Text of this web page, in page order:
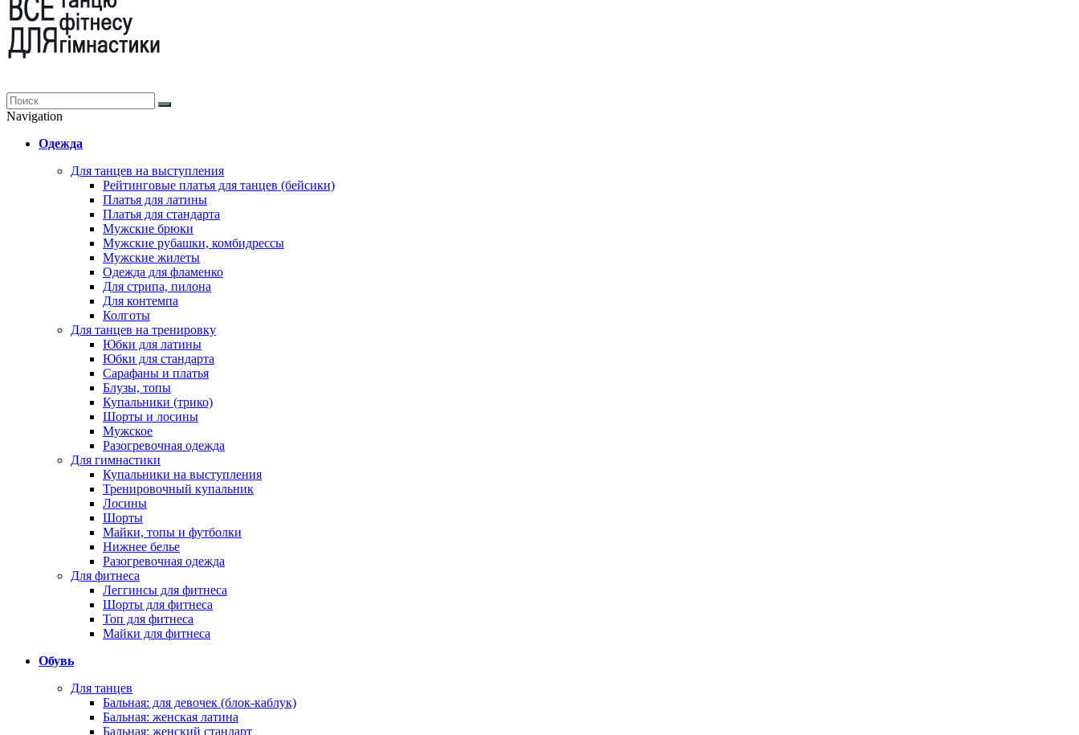
Navigation
Одежда
Для танцев на выступления
Рейтинговые платья для танцев (бейсики)
Платья для латины
Платья для стандарта
Мужские брюки
Мужские рубашки, комбидрессы
Мужские жилеты
Одежда для фламенко
Для стрипа, пилона
Для контемпа
Колготы
Для танцев на тренировку
Юбки для латины
Юбки для стандарта
Сарафаны и платья
Блузы, топы
Купальники (трико)
Шорты и лосины
Мужское
Разогревочная одежда
Для гимнастики
Купальники на выступления
Тренировочный купальник
Лосины
Шорты
Майки, топы и футболки
Нижнее белье
Разогревочная одежда
Для фитнеса
Леггинсы для фитнеса
Шорты для фитнеса
Топ для фитнеса
Майки для фитнеса
Обувь
Для танцев
Бальная: для девочек (блок-каблук)
Бальная: женская латина
Бальная: женский стандарт